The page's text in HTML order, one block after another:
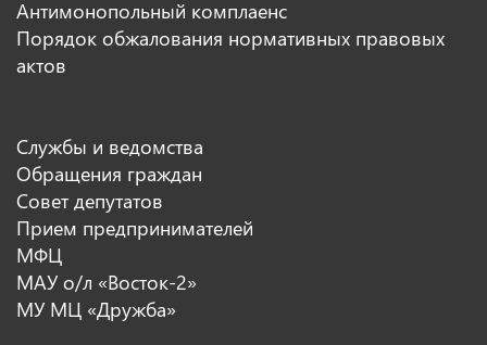
Антимонопольный комплаенс
Порядок обжалования нормативных правовых
актов
Службы и ведомства
Обращения граждан
Совет депутатов
Прием предпринимателей
МФЦ
МАУ о/л «Восток-2»
МУ МЦ «Дружба»